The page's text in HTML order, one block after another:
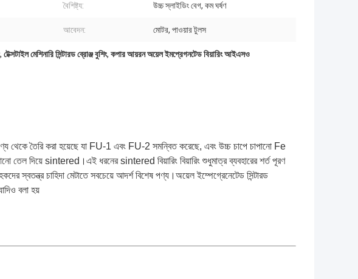
বৈশিষ্ট্য: উচ্চ স্লাইডিং বেগ, কম ঘর্ষণ
আবেদন: মোটর, পাওয়ার টুলস
, টেক্সটাইল মেশিনারি সিন্টারড ব্রোঞ্জ বুশিং, কপার আয়রন অয়েল ইমপ্রেগনটেড বিয়ারিং আইএসও
পণ্য থেকে তৈরি করা হয়েছে যা FU-1 এবং FU-2 সমন্বিত করেছে, এবং উচ্চ চাপে চাপানো Fe
তেল দিয়ে sintered।এই ধরনের sintered বিয়ারিং বিয়ারিং শুধুমাত্র ব্যবহারের শর্ত পূরণ
স্বতন্ত্র চাহিদা মেটাতে সবচেয়ে আদর্শ বিশেষ পণ্য।অয়েল ইম্পেগ্রেনেটেড সিন্টারড
বলা হয়